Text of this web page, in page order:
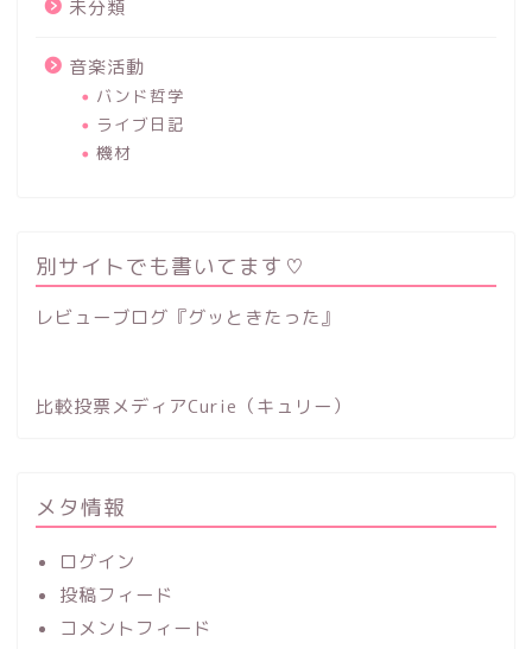
未分類
音楽活動
バンド哲学
ライブ日記
機材
別サイトでも書いてます♡
レビューブログ『グッときたった』
比較投票メディアCurie（キュリー）
メタ情報
ログイン
投稿フィード
コメントフィード